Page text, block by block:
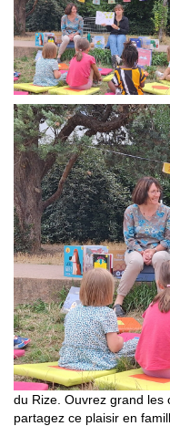
du Rize. Ouvrez grand les
partagez ce plaisir en